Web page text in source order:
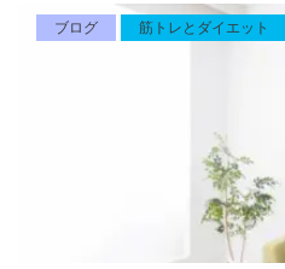
ブログ 筋トレとダイエット